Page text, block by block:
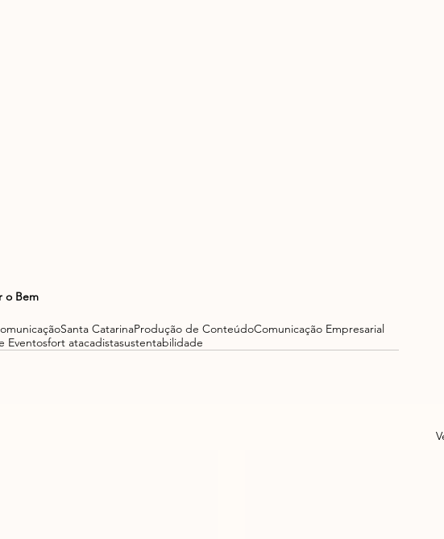
o Bem
Santa CatarinaProdução de ConteúdoComunicação Empresarial
Eventosfort atacadistasustentabilidade